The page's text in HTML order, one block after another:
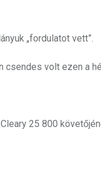
„fordulatot vett”.
csendes volt ezen a
25 800